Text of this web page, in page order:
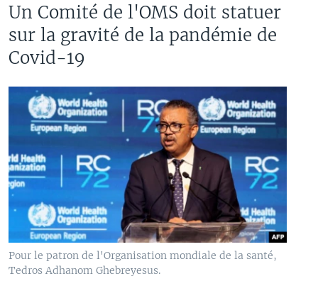
Un Comité de l'OMS doit statuer
sur la gravité de la pandémie de
Covid-19
Pour le patron de l'Organisation mondiale de la santé,
Tedros Adhanom Ghebreyesus.